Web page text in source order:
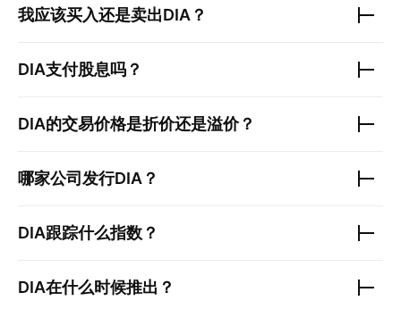
我应该买入还是卖出DIA ？
DIA支付股息吗？
DIA的交易价格是折价还是溢价？
哪家公司发行DIA ？
DIA跟踪什么指数？
DIA在什么时候推出？